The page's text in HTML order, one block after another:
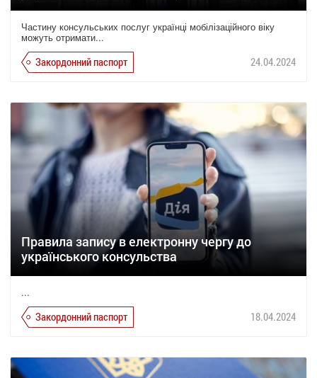
Частину консульських послуг українці мобілізаційного віку
можуть отримати...
Закордонний паспорт 24.04.2024
Правила запису в електронну чергу до
українського консульства
...
Закордонний паспорт 18.04.2024